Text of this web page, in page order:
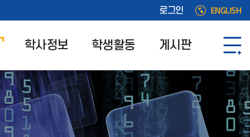
로그인 ENGLISH
학사정보 학생활동 게시판